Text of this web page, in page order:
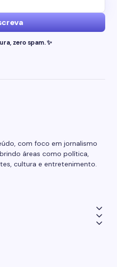
zero spam. ✨
com foco em jornalismo
áreas como política,
cultura e entretenimento.